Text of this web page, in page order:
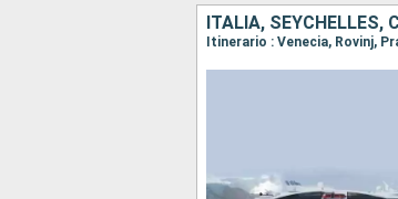
ITALIA, SEYCHELLES,